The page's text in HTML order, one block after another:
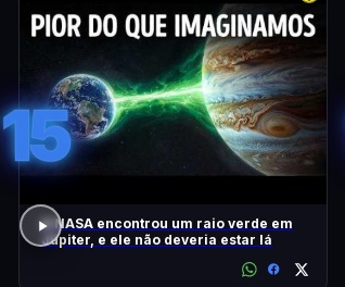
15
A NASA encontrou um raio verde em
Júpiter, e ele não deveria estar lá